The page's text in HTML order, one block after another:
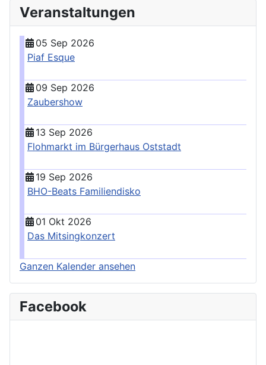
Veranstaltungen
05 Sep 2026
Piaf Esque
09 Sep 2026
Zaubershow
13 Sep 2026
Flohmarkt im Bürgerhaus Oststadt
19 Sep 2026
BHO-Beats Familiendisko
01 Okt 2026
Das Mitsingkonzert
Ganzen Kalender ansehen
Facebook